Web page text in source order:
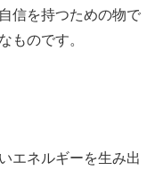
信を持つための物で
ものです。
エネルギーを生み出